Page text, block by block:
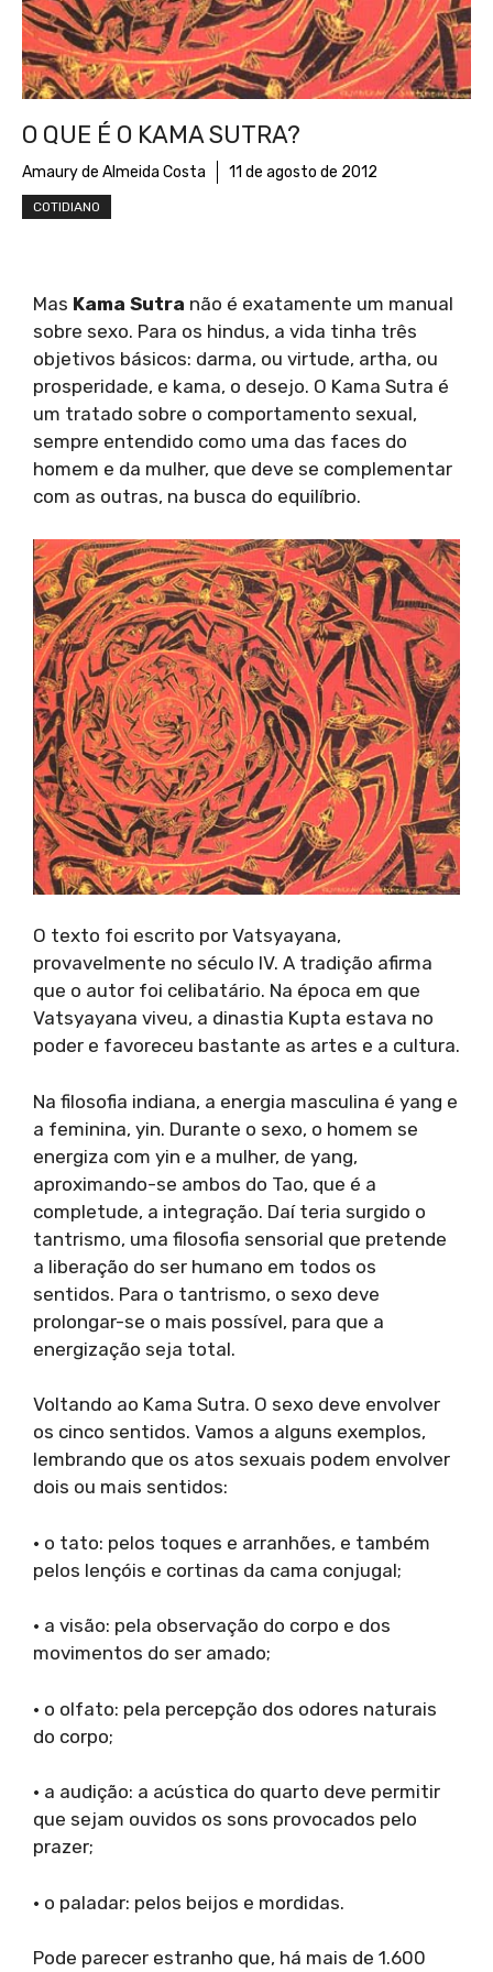
O QUE É O KAMA SUTRA?
Amaury de Almeida Costa 11 de agosto de 2012
COTIDIANO
Mas Kama Sutra não é exatamente um manual
sobre sexo. Para os hindus, a vida tinha três
objetivos básicos: darma, ou virtude, artha, ou
prosperidade, e kama, o desejo. O Kama Sutra é
um tratado sobre o comportamento sexual,
sempre entendido como uma das faces do
homem e da mulher, que deve se complementar
com as outras, na busca do equilíbrio.
O texto foi escrito por Vatsyayana,
provavelmente no século IV. A tradição afirma
que o autor foi celibatário. Na época em que
Vatsyayana viveu, a dinastia Kupta estava no
poder e favoreceu bastante as artes e a cultura.
Na filosofia indiana, a energia masculina é yang e
a feminina, yin. Durante o sexo, o homem se
energiza com yin e a mulher, de yang,
aproximando-se ambos do Tao, que é a
completude, a integração. Daí teria surgido o
tantrismo, uma filosofia sensorial que pretende
a liberação do ser humano em todos os
sentidos. Para o tantrismo, o sexo deve
prolongar-se o mais possível, para que a
energização seja total.
Voltando ao Kama Sutra. O sexo deve envolver
os cinco sentidos. Vamos a alguns exemplos,
lembrando que os atos sexuais podem envolver
dois ou mais sentidos:
• o tato: pelos toques e arranhões, e também
pelos lençóis e cortinas da cama conjugal;
• a visão: pela observação do corpo e dos
movimentos do ser amado;
• o olfato: pela percepção dos odores naturais
do corpo;
• a audição: a acústica do quarto deve permitir
que sejam ouvidos os sons provocados pelo
prazer;
• o paladar: pelos beijos e mordidas.
Pode parecer estranho que, há mais de 1.600